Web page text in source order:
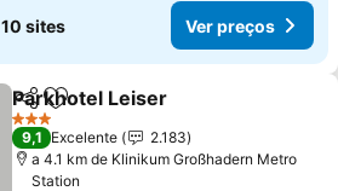
10 sites Ver preços
PartilharAdicionar aos favoritos
Parkhotel Leiser
3 Estrelas
9,1 Excelente
2.183
a 4.1 km de Klinikum Großhadern Metro
Station